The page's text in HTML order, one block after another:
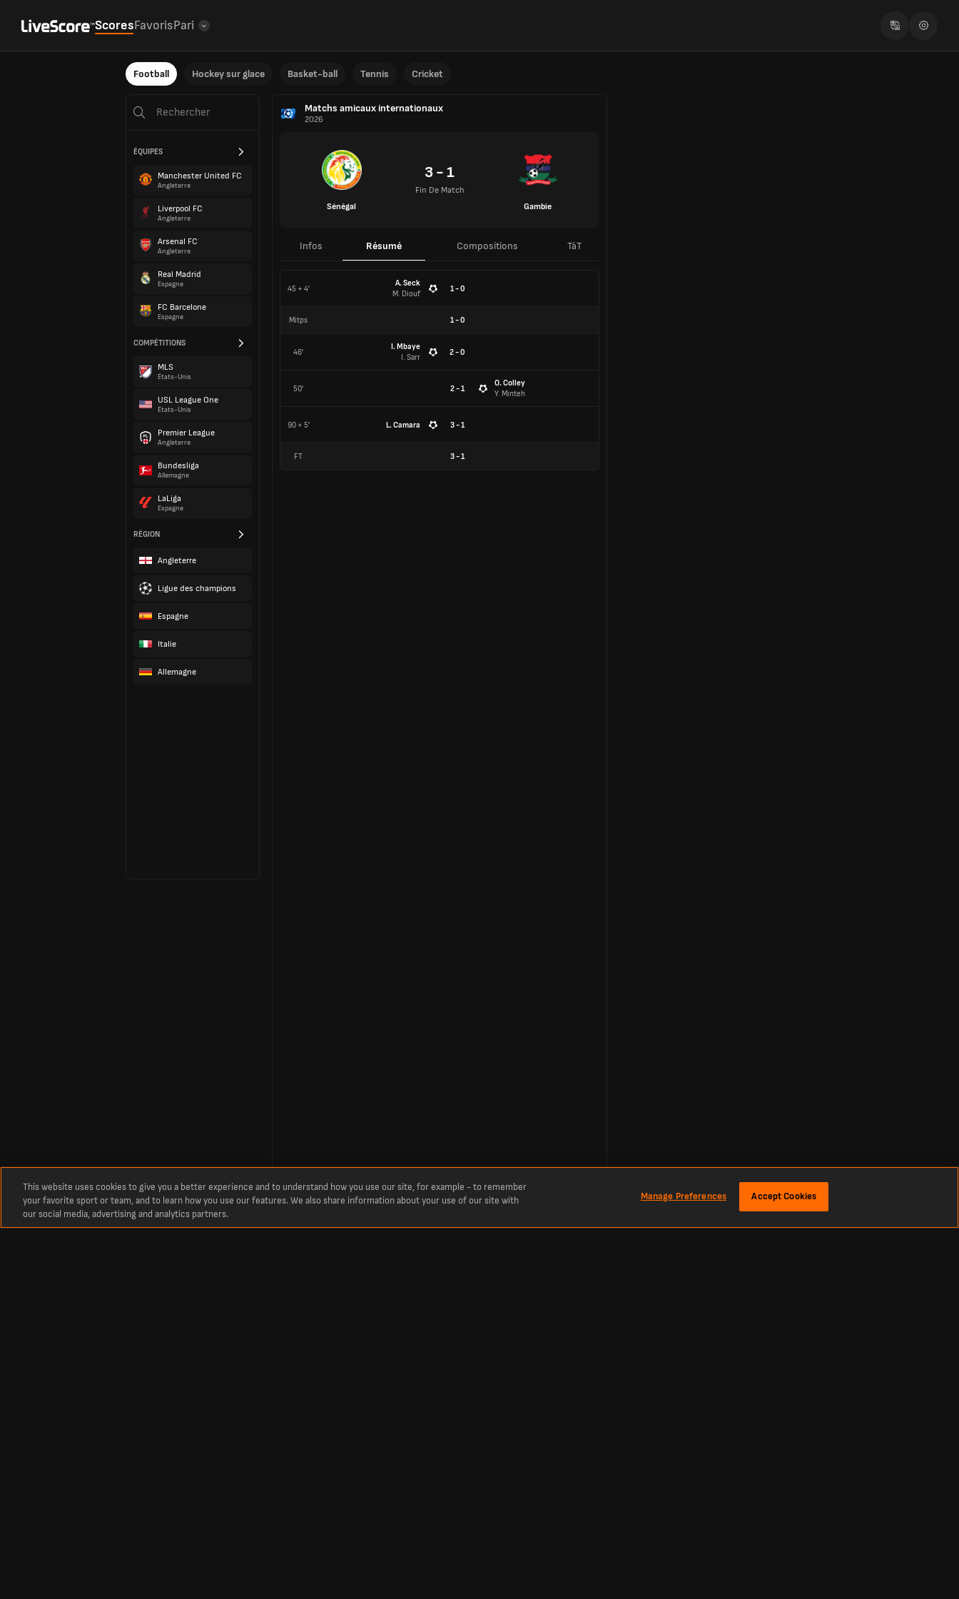
ScoresFavorisPari
Football Hockey sur glace Basket-ball Tennis Cricket
ÉQUIPES
Manchester United FC
Angleterre
Liverpool FC
Angleterre
Arsenal FC
Angleterre
Real Madrid
Espagne
FC Barcelone
Espagne
COMPÉTITIONS
MLS
États-Unis
USL League One
États-Unis
Premier League
Angleterre
Bundesliga
Allemagne
LaLiga
Espagne
RÉGION
Angleterre
Ligue des champions
Espagne
Italie
Allemagne
Matchs amicaux internationaux
2026
Sénégal
3 - 1
Fin De Match
Gambie
Infos Résumé Compositions TàT
45 + 4'
A. Seck
M. Diouf
1 - 0
Mitps 1-0
46'
I. Mbaye
I. Sarr
2 - 0
50' 2 - 1
O. Colley
Y. Minteh
90 + 5' L. Camara 3 - 1
FT 3-1
This website uses cookies to give you a better experience and to understand how you use our site, for example - to remember
your favorite sport or team, and to learn how you use our features. We also share information about your use of our site with
our social media, advertising and analytics partners.
Manage Preferences Accept Cookies